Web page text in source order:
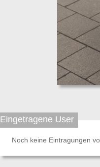
Eingetragene User
Noch keine Eintragungen